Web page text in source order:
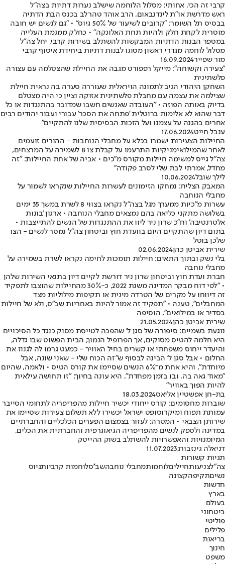
קרבי זה הכי, אחותי: מסלול הלוחמה שישלב נערות דתיות בצה"ל
ראש מדרשת או"ת לינדנבאום, הרב אוהד טהרלב בכנס הבת הדתיה
בבסיס תל השומר: "קרובים לשיעור של 50% גיוס" • "גם לנשים יש חובה
מוסרית לקחת חלק ולהיות תחת האלונקה" • כחלק ממגמת העלייה
במספר הבנות הדתיות המבקשות להשתלב בשירות קרבי, יחל צה"ל
מסלול לוחמה מגדרי ראשון מסוגו לבנות דתיות ביחידת איסוף קרבי
מור שפייר16.09.2024
"צעירה וקשוחה": מייקל רפפורט מגבה את החיילת שהצטלמה עם עצורה
פלשתינית
השחקן היהודי הגיב לתמונה הויראלית שעוררה סערה בה נראית חיילת
שצילמה את עצמה עם מחבלת פלשתינית אזוקה וציין כי היה מצטלם
בדיוק באותה הפוזה • "העובדה שאנשים חשבו שמדובר בהתנגדות או כל
דבר שהוא לא אלימות ברוטלית 'פתחה את הסכר' עבורי ועבור יהודים רבים
אחרים בהגנה על עצמנו ועל הזכות הבסיסית שלנו להתקיים"
ענבל חייט17.06.2024
החיילות הצעירות ישמרו בכלא על מחבלי הנוחבות - ההורים זועמים
לאחר שהמילואימניקיות התרעמו על קבלת צו 8 לשמירה על המרצחים,
צה"ל גייס למשימה חיילות מקורס מ"כים • אביה של אחת החיילות: "זה
מחדל, אמרתי לבת שלי לסרב פקודה"
לילך שובל10.06.2024
המאבק הצליח: נמחקו הזימונים לעשרות החיילות שנקראו לשמור על
מחבלי הנוחבה
עשרות מ"כיות ממערך מגל בצה"ל נקראו בצווי 8 לשרת במשך 35 ימים
בשלושה מתקני כליאה בהם נמצאים מחבלי הנוחבה • ארגון 'בונות
אלטרנטיבה' וח״כ שרון ניר ליוו את ההתנגדות של הנשים להתייצבות •
בתום דיון שהתקיים היום בוועדת חוץ וביטחון צה"ל נמסר לנשים - הצו
שלכן בוטל
שירית אביטן כהן02.06.2024
בלי נשק ובתוך התאים: חיילות תומכות לחימה נקראו לשרת בשמירה על
מחבלי נוחבה
חברת ועדת חוץ וביטחון שרון ניר דורשת לקיים דיון בתנאי השירות שלהן
• "לפי דוח מבקר המדינה משנת 2022, כ-30% מהחיילות שהוצבו לתפקיד
זה דיווחו על מקרים של הטרדה מינית או תקיפות מילוליות מצד
המחבלים", טענה • "תפקיד זה אמור להיות באחריות שב"ס, ולא של חיילות
בסדיר או במילואים", הוסיפה
שירית אביטן כהן21.05.2024
נוגעת בשמיים: סיפורה של סגן ל' שהפכה לטייסת מסוק כנגד כל הסיכויים
היא חלמה להטיס מסוקים, אך הפרופיל הנמוך, הבית הפשוט שבו גדלה,
והיעדר ייחוס משפחתי או קשרים בחיל האוויר - כמעט גרמו לה לגנוז את
החלום • אבל סגן ל' הבינה לבסוף ש"זה הכוח שלי - שאני שונה, אבל
מיוחדת", והיא אחת מ־6% הנשים שסיימו את קורס הטיס • ולאמה, שהיום
"מאוד גאה בה, ובו בזמן מפחדת", היא עונה בחיוך: "זו תחושה עילאית
להיות הפוך באוויר"
בת-חן אפשטיין אליאס18.03.2024
שוברות מחסומים: קורס ייחודי יכשיר חיילות מהפריפריה לתחומי הסייבר
עמותת תפוח ומיקרוסופט ישראל יכשירו ללא תשלום צעירות שסיימו את
שירותן הצבאי • המטרה: לעזור בצמצום הפערים הכלכליים והחברתיים
במדינה ולספק לנשים מהפריפריה הגיאוגרפית והחברתית את הכלים,
המיומנויות והאפשרויות להשתלב בשוק ההייטק
דניאלה גינזבורג11.07.2023
תגיות קשורות
צה"לצניעותחייליםלוחמותמחבלי נוחבהשב''סלוחמות קרביותגיוס
נשיםתקיפהקצונה
חדשות
בארץ
בעולם
ביטחוני
פוליטי
פלילים
בריאות
חינוך
משפט